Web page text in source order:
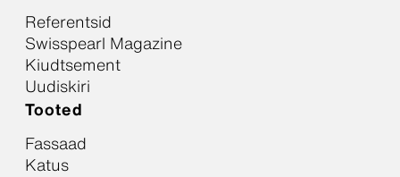
Referentsid
Swisspearl Magazine
Kiudtsement
Uudiskiri
Tooted
Fassaad
Katus